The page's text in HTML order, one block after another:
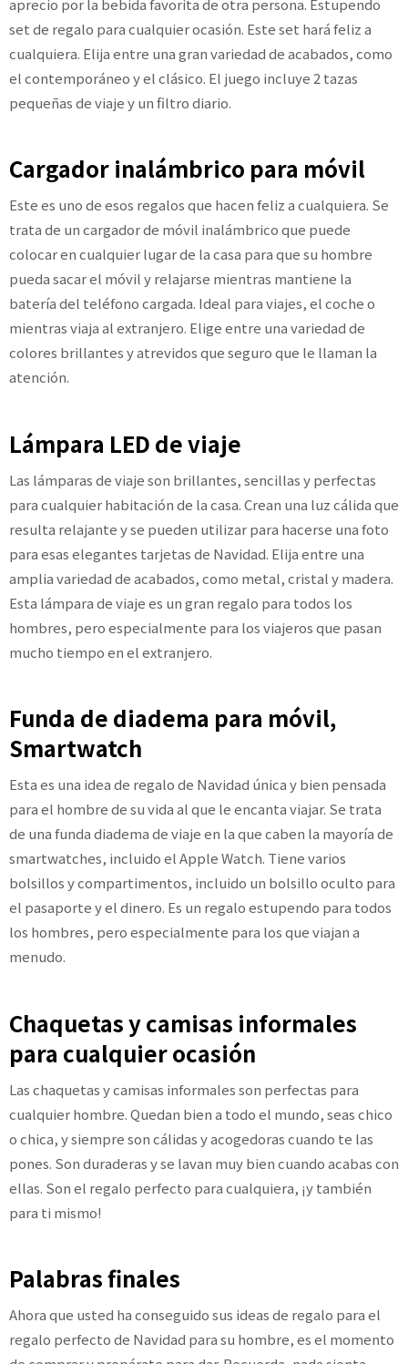
aprecio por la bebida favorita de otra persona. Estupendo
set de regalo para cualquier ocasión. Este set hará feliz a
cualquiera. Elija entre una gran variedad de acabados, como
el contemporáneo y el clásico. El juego incluye 2 tazas
pequeñas de viaje y un filtro diario.
Cargador inalámbrico para móvil
Este es uno de esos regalos que hacen feliz a cualquiera. Se
trata de un cargador de móvil inalámbrico que puede
colocar en cualquier lugar de la casa para que su hombre
pueda sacar el móvil y relajarse mientras mantiene la
batería del teléfono cargada. Ideal para viajes, el coche o
mientras viaja al extranjero. Elige entre una variedad de
colores brillantes y atrevidos que seguro que le llaman la
atención.
Lámpara LED de viaje
Las lámparas de viaje son brillantes, sencillas y perfectas
para cualquier habitación de la casa. Crean una luz cálida que
resulta relajante y se pueden utilizar para hacerse una foto
para esas elegantes tarjetas de Navidad. Elija entre una
amplia variedad de acabados, como metal, cristal y madera.
Esta lámpara de viaje es un gran regalo para todos los
hombres, pero especialmente para los viajeros que pasan
mucho tiempo en el extranjero.
Funda de diadema para móvil,
Smartwatch
Esta es una idea de regalo de Navidad única y bien pensada
para el hombre de su vida al que le encanta viajar. Se trata
de una funda diadema de viaje en la que caben la mayoría de
smartwatches, incluido el Apple Watch. Tiene varios
bolsillos y compartimentos, incluido un bolsillo oculto para
el pasaporte y el dinero. Es un regalo estupendo para todos
los hombres, pero especialmente para los que viajan a
menudo.
Chaquetas y camisas informales
para cualquier ocasión
Las chaquetas y camisas informales son perfectas para
cualquier hombre. Quedan bien a todo el mundo, seas chico
o chica, y siempre son cálidas y acogedoras cuando te las
pones. Son duraderas y se lavan muy bien cuando acabas con
ellas. Son el regalo perfecto para cualquiera, ¡y también
para ti mismo!
Palabras finales
Ahora que usted ha conseguido sus ideas de regalo para el
regalo perfecto de Navidad para su hombre, es el momento